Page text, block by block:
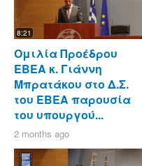
8:21
Ομιλία Προέδρου
ΕΒΕΑ κ. Γιάννη
Μπρατάκου στο Δ.Σ.
του ΕΒΕΑ παρουσία
του υπουργού...
2 months ago